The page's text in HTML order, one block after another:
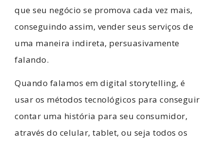
que seu negócio se promova cada vez mais,
conseguindo assim, vender seus serviços de
uma maneira indireta, persuasivamente
falando.
Quando falamos em digital storytelling, é
usar os métodos tecnológicos para conseguir
contar uma história para seu consumidor,
através do celular, tablet, ou seja todos os